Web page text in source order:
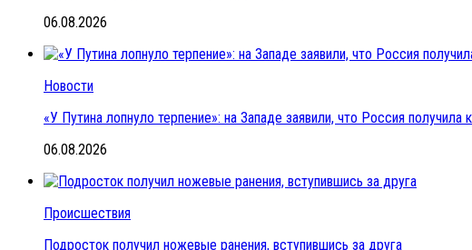
06.08.2026
Новости
«У Путина лопнуло терпение»: на Западе заявили, что Россия
06.08.2026
Происшествия
Подросток получил ножевые ранения, вступившись за друга